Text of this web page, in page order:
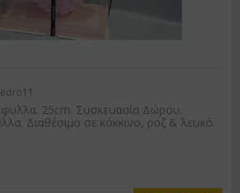
25cm. Συσκευασία Δώρου.
Διαθέσιμο σε κόκκινο, ροζ & λευκό.